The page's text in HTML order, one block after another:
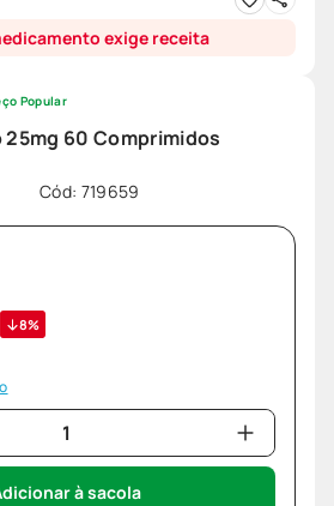
exige receita
25mg 60 Comprimidos
Cód: 719659
Popular
8%
à sacola